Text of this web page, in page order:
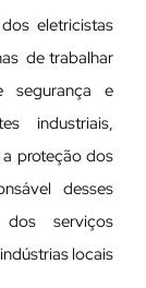
eletricistas
de trabalhar
segurança e
industriais,
proteção dos
desses
dos serviços
locais